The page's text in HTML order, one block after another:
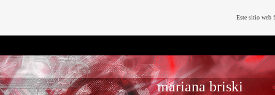
mariana briski
Este sitio web